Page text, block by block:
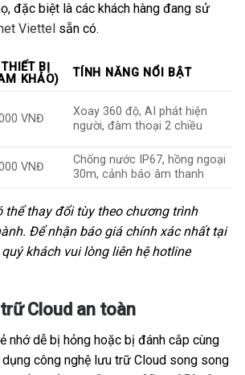
đặc biệt là các khách hàng đang sử
Viettel sẵn có.
BỊ
KHẢO)
TÍNH NĂNG NỔI BẬT
VNĐ
Xoay 360 độ, AI phát hiện
người, đàm thoại 2 chiều
VNĐ
Chống nước IP67, hồng ngoại
30m, cảnh báo âm thanh
thể thay đổi tùy theo chương trình
Để nhận báo giá chính xác nhất tại
khách vui lòng liên hệ hotline
Cloud an toàn
nhớ dễ bị hỏng hoặc bị đánh cắp cùng
công nghệ lưu trữ Cloud song song